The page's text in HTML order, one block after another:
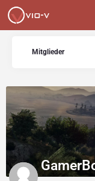
Mitglieder